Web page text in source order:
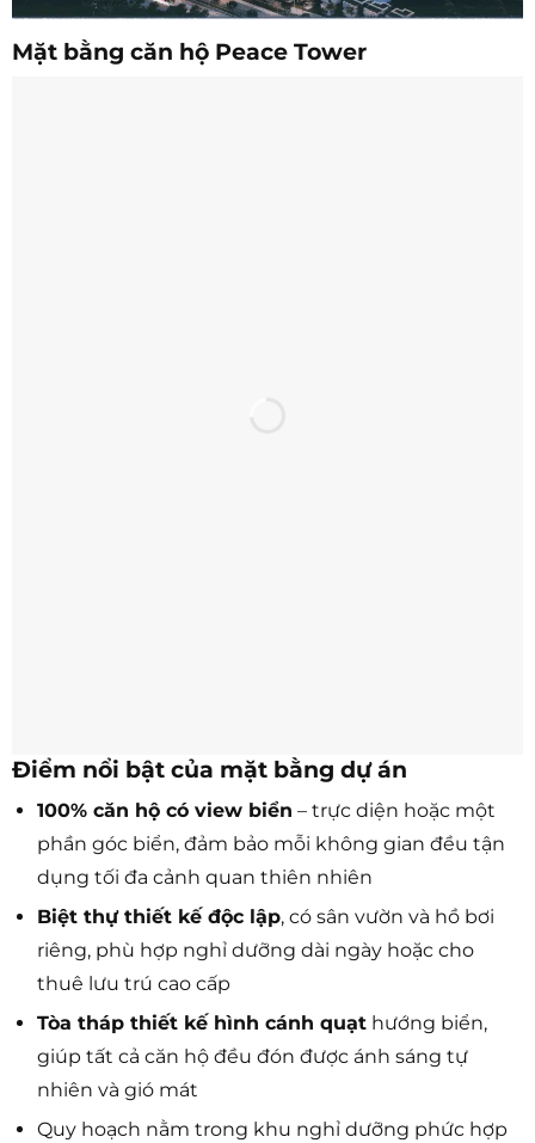
Mặt bằng căn hộ Peace Tower
Điểm nổi bật của mặt bằng dự án
100% căn hộ có view biển – trực diện hoặc một
phần góc biển, đảm bảo mỗi không gian đều tận
dụng tối đa cảnh quan thiên nhiên
Biệt thự thiết kế độc lập, có sân vườn và hồ bơi
riêng, phù hợp nghỉ dưỡng dài ngày hoặc cho
thuê lưu trú cao cấp
Tòa tháp thiết kế hình cánh quạthướng biển,
giúp tất cả căn hộ đều đón được ánh sáng tự
nhiên và gió mát
Quy hoạch nằm trong khu nghỉ dưỡng phức hợp